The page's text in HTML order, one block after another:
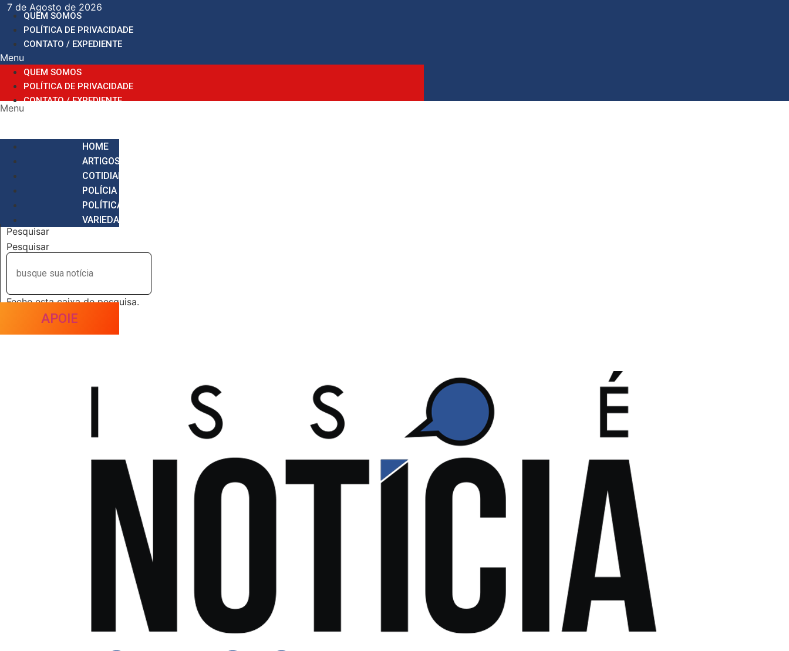
para
conteúdo
7 de Agosto de 2026
QUEM SOMOS
POLÍTICA DE PRIVACIDADE
CONTATO / EXPEDIENTE
Menu
QUEM SOMOS
POLÍTICA DE PRIVACIDADE
CONTATO / EXPEDIENTE
Menu
HOME
ARTIGOS
COTIDIANO
POLÍCIA
POLÍTICA
VARIEDADES
Pesquisar
Pesquisar
Feche esta caixa de pesquisa.
APOIE